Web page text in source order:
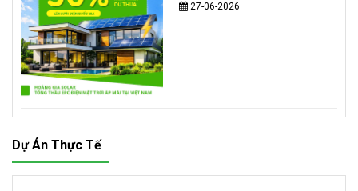
27-06-2026
Dự Án Thực Tế